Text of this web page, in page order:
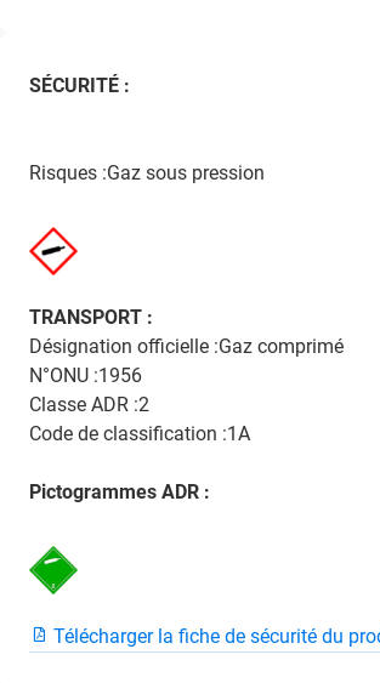
SÉCURITÉ :
Risques :Gaz sous pression
TRANSPORT :
Désignation officielle :Gaz comprimé
N°ONU :1956
Classe ADR :2
Code de classification :1A
Pictogrammes ADR :
Télécharger la fiche de sécurité du